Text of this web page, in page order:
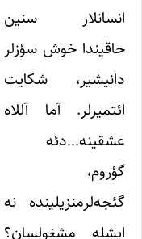
انسانلار سنین
حاقیندا خوش سؤزلر
دانیشیر، شکایت
ائتمیرلر. آما آللاه
عشقینه…دئه
گؤروم،
گئجه‌لرمنزیلینده نه
ایشله مشغولسان؟